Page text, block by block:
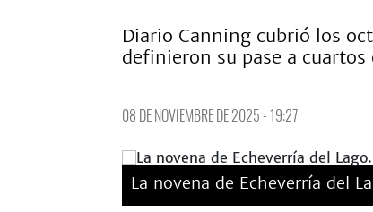
Diario Canning cubrió los
definieron su pase a
08 DE NOVIEMBRE DE 2025 - 19:27
La novena de Echeverría del